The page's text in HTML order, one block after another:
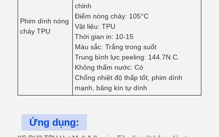
Phim dính nóng
chảy TPU
chỉnh
Điểm nóng chảy: 105°C
Vật liệu: TPU
Thời gian in: 10-15
Màu sắc: Trắng trong suốt
Trung bình lực peeling: 144.7N.C.
Không thấm nước: Có
Chống nhiệt độ thấp tốt, phim dính
mạnh, băng kín tự dính
Ứng dụng: